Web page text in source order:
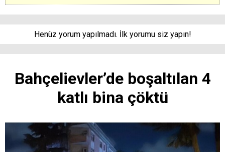
Henüz yorum yapılmadı. İlk yorumu siz yapın!
Bahçelievler’de boşaltılan 4
katlı bina çöktü